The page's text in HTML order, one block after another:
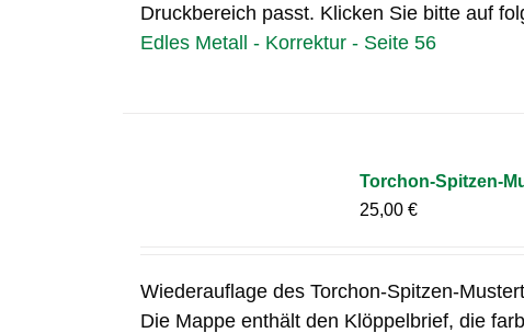
Druckbereich passt. Klicken Sie bitte auf
Edles Metall - Korrektur - Seite 56
Torchon-Spitzen-
25,00€
Wiederauflage des Torchon-Spitzen-
Die Mappe enthält den Klöppelbrief, die